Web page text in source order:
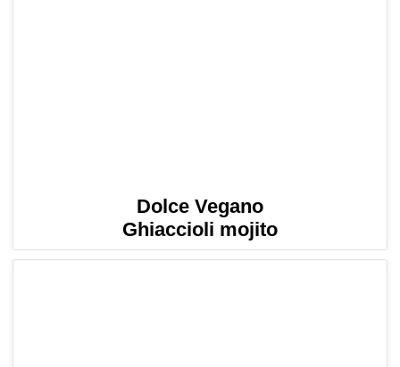
Dolce Vegano
Ghiaccioli mojito